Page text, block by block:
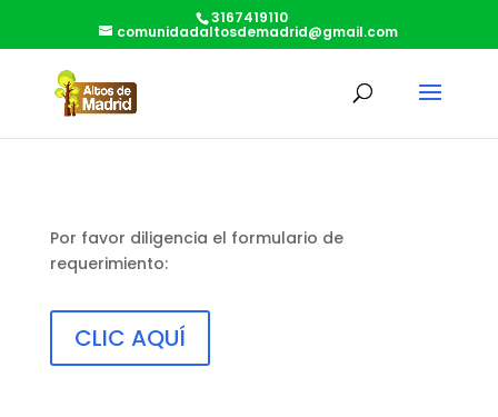
3167419110
comunidadaltosdemadrid@gmail.com
Por favor diligencia el formulario de
requerimiento:
CLIC AQUÍ